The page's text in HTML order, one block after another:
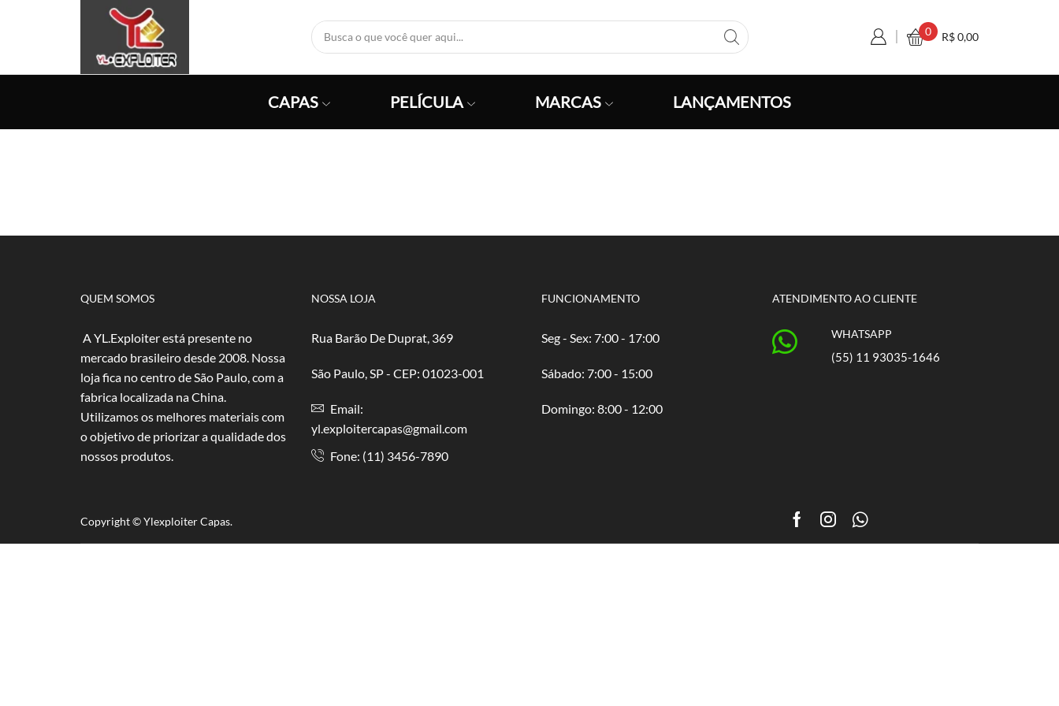
0 R$0,00
CAPAS PELÍCULA MARCAS LANÇAMENTOS
QUEM SOMOS
A YL.Exploiter está presente no
mercado brasileiro desde 2008. Nossa
loja fica no centro de São Paulo, com a
fabrica localizada na China.
Utilizamos os melhores materiais com
o objetivo de priorizar a qualidade dos
nossos produtos.
NOSSA LOJA
Rua Barão De Duprat, 369
São Paulo, SP - CEP: 01023-001
Email:
yl.exploitercapas@gmail.com
Fone: (11) 3456-7890
FUNCIONAMENTO
Seg - Sex: 7:00 - 17:00
​​Sábado: 7:00 - 15:00
​Domingo: 8:00 - 12:00
ATENDIMENTO AO CLIENTE
WHATSAPP
(55) 11 93035-1646
Copyright © Ylexploiter Capas. Facebook
InstagramWhatsapp